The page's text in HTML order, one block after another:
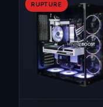
RUPTURE